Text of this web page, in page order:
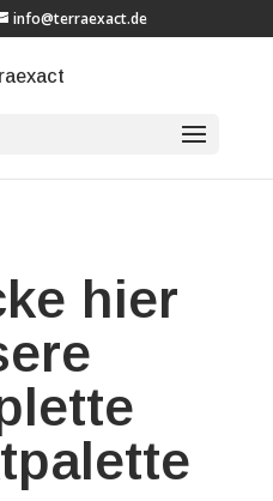
info@terraexact.de
hier